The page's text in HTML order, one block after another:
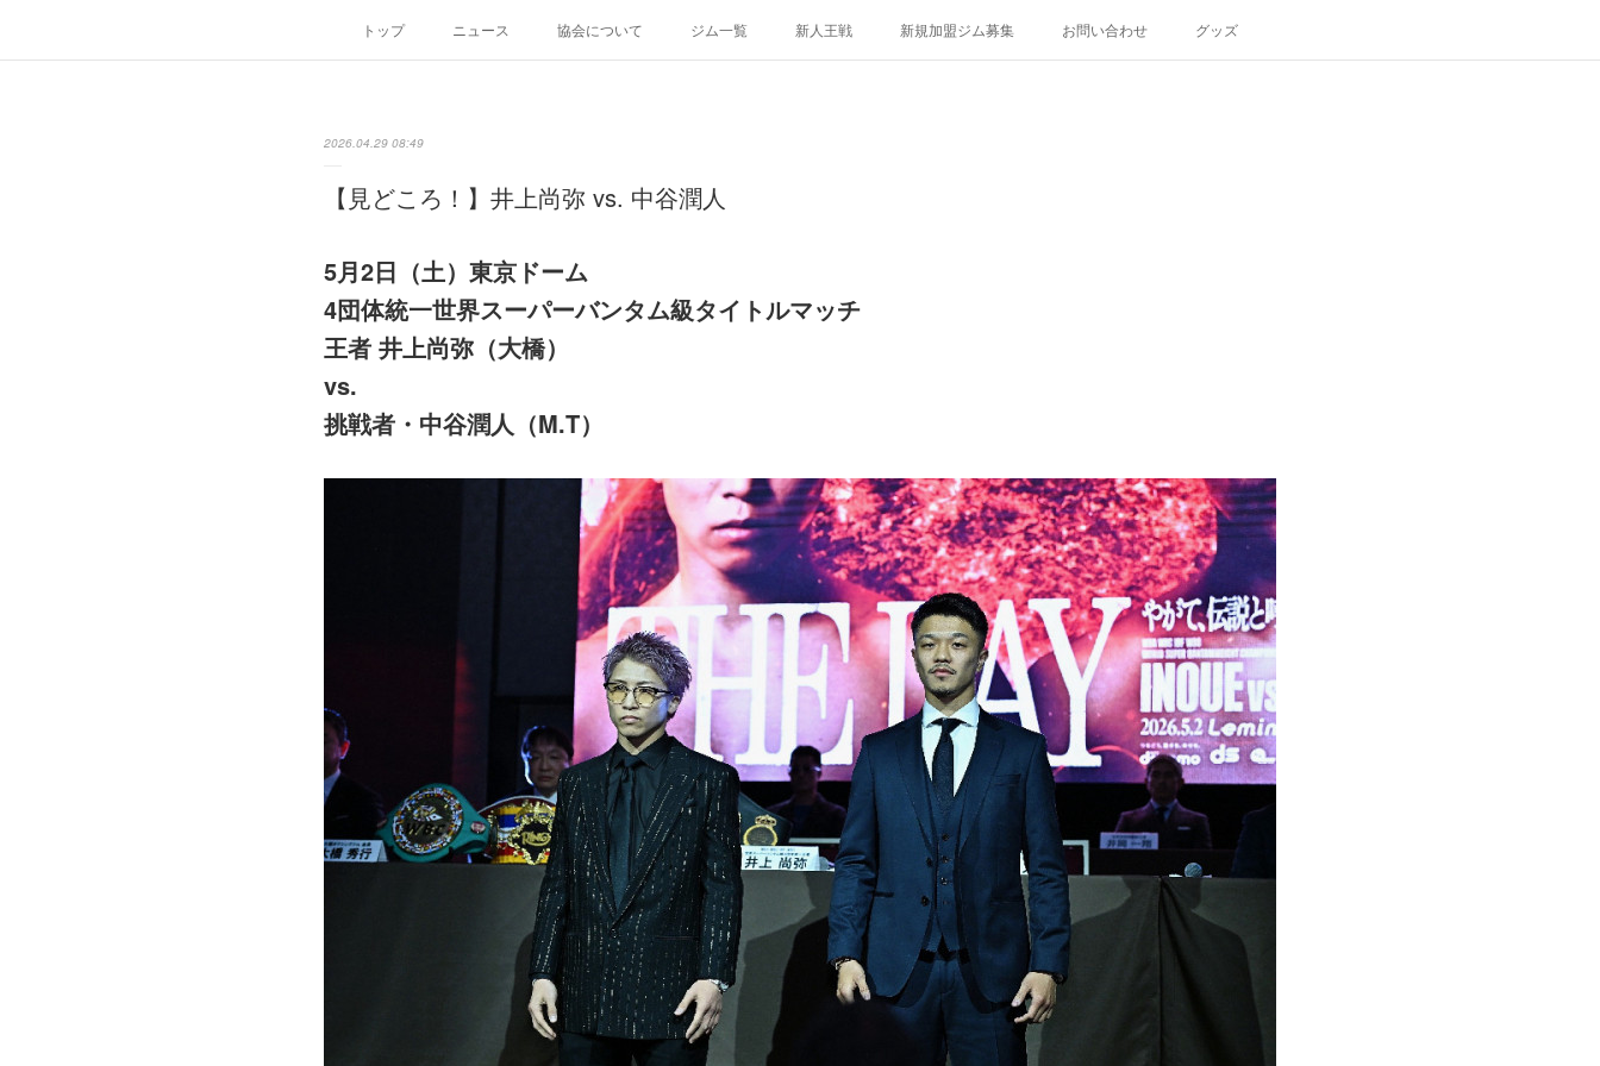
トップ ニュース 協会について ジム一覧 新人王戦 新規加盟ジム募集 お問い合わせ グッズ
2026.04.29 08:49
【見どころ！】井上尚弥 vs. 中谷潤人
5月2日（土）東京ドーム
4団体統一世界スーパーバンタム級タイトルマッチ
王者 井上尚弥（大橋）
vs.
挑戦者・中谷潤人（M.T）